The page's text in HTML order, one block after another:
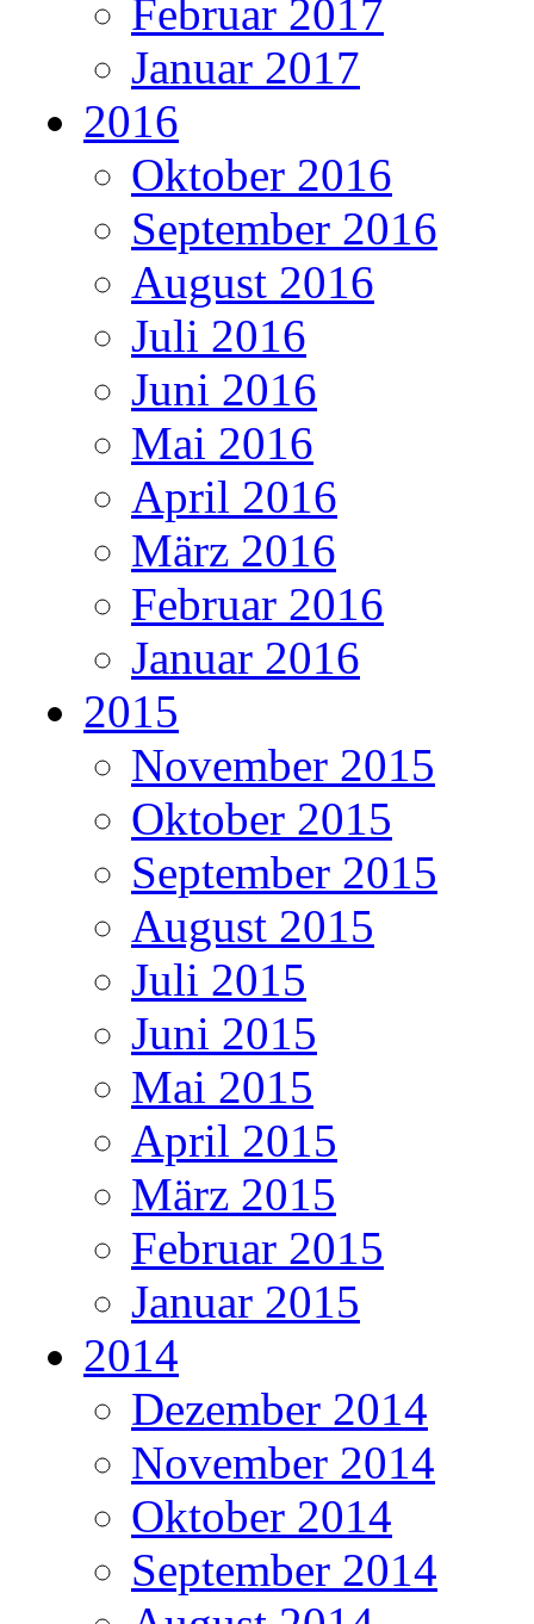
Februar 2017
Januar 2017
2016
Oktober 2016
September 2016
August 2016
Juli 2016
Juni 2016
Mai 2016
April 2016
März 2016
Februar 2016
Januar 2016
2015
November 2015
Oktober 2015
September 2015
August 2015
Juli 2015
Juni 2015
Mai 2015
April 2015
März 2015
Februar 2015
Januar 2015
2014
Dezember 2014
November 2014
Oktober 2014
September 2014